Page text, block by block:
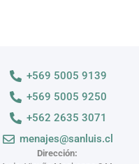
Dirección:
+569 5005 9139
+569 5005 9250
+562 2635 3071
menajes@sanluis.cl